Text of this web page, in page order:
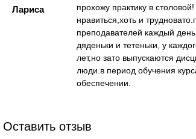
Лариса
прохожу практику в
нравиться,хоть и
преподавателей каждый
дяденьки и тетеньки, у
лет,но зато выпускаются
люди.в период обучения
обеспечении.
Оставить отзыв